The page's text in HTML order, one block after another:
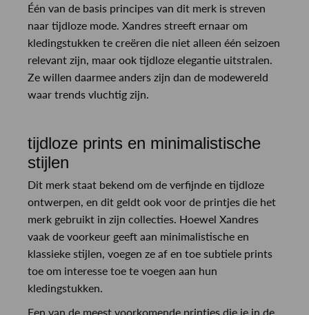
Één van de basis principes van dit merk is streven
naar tijdloze mode. Xandres streeft ernaar om
kledingstukken te creëren die niet alleen één seizoen
relevant zijn, maar ook tijdloze elegantie uitstralen.
Ze willen daarmee anders zijn dan de modewereld
waar trends vluchtig zijn.
tijdloze prints en minimalistische
stijlen
Dit merk staat bekend om de verfijnde en tijdloze
ontwerpen, en dit geldt ook voor de printjes die het
merk gebruikt in zijn collecties. Hoewel Xandres
vaak de voorkeur geeft aan minimalistische en
klassieke stijlen, voegen ze af en toe subtiele prints
toe om interesse toe te voegen aan hun
kledingstukken.
Een van de meest voorkomende printjes die je in de